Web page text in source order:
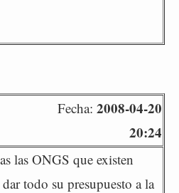
Fecha: 2008-04-20
20:24
las ONGS que existen
todo su presupuesto a la